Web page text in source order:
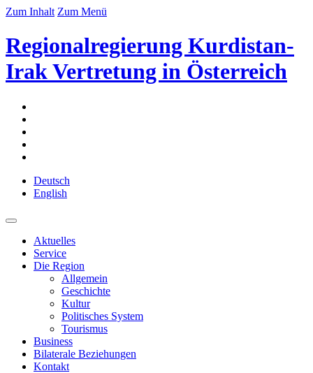
Zum Inhalt Zum Menü
Regionalregierung Kurdistan-
Irak Vertretung in Österreich
Deutsch
English
Aktuelles
Service
Die Region
Allgemein
Geschichte
Kultur
Politisches System
Tourismus
Business
Bilaterale Beziehungen
Kontakt